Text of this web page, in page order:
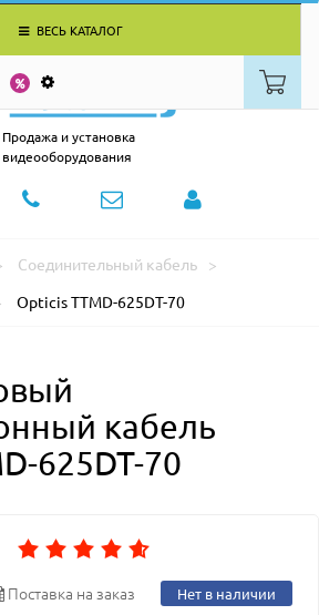
ВЕСЬ КАТАЛОГ
Продажа и установка
видеооборудования
Соединительный кабель
Opticis TTMD-625DT-70
кабель
625DT-70
Поставка на заказ Нет в наличии